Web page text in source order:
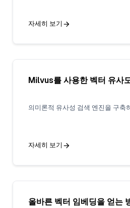
자세히 보기
Milvus를 사용한 벡터 유사
의미론적 유사성 검색 엔진을 구축
자세히 보기
올바른 벡터 임베딩을 얻는